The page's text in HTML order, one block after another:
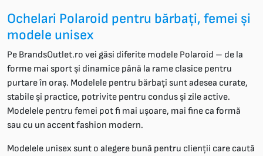
Ochelari Polaroid pentru bărbați, femei și
modele unisex
Pe BrandsOutlet.ro vei găsi diferite modele Polaroid – de la
forme mai sport și dinamice până la rame clasice pentru
purtare în oraș. Modelele pentru bărbați sunt adesea curate,
stabile și practice, potrivite pentru condus și zile active.
Modelele pentru femei pot fi mai ușoare, mai fine ca formă
sau cu un accent fashion modern.
Modelele unisex sunt o alegere bună pentru clienții care caută